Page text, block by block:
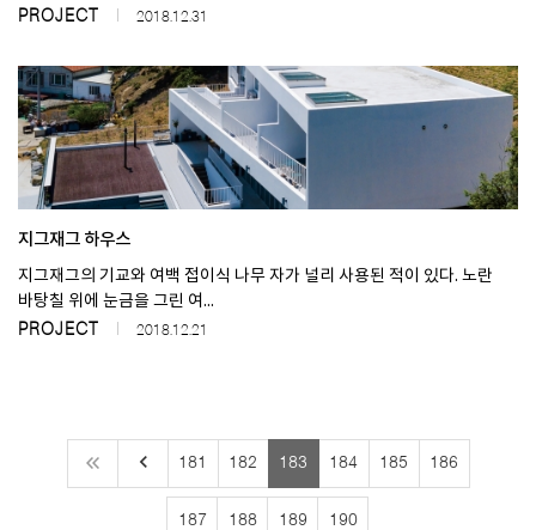
PROJECT 2018.12.31
지그재그 하우스
지그재그의 기교와 여백​ 접이식 나무 자가 널리 사용된 적이 있다. 노란
바탕칠 위에 눈금을 그린 여...
PROJECT 2018.12.21
keyboard_arrow_left 181 182 183 184 185 186
187 188 189 190